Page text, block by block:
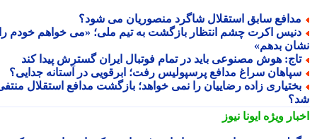
سابق استقلال شاگرد منصوریان می شود؟
اکرت چشم انتظار بازگشت به تیم ملی؛ «می خواهم خودم را
بدهم»
هوش مصنوعی باید در تمام فوتبال ایران گسترش پیدا کند
سراغ مدافع پرسپولیس رفت؛ ابرقویی در آستانه جدایی؟
زاده رضاییان را نمی خواهد؛ بازگشت مدافع استقلال منتفی
ویژهایونا نیوز